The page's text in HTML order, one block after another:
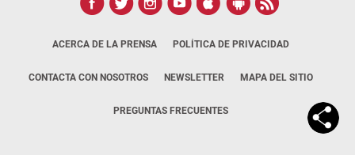
ACERCA DE LA PRENSA POLÍTICA DE PRIVACIDAD
CONTACTA CON NOSOTROS NEWSLETTER MAPA DEL SITIO
PREGUNTAS FRECUENTES